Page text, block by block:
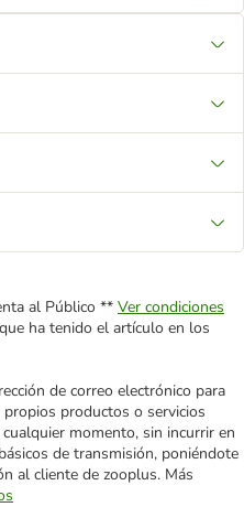
al Público ** Ver condiciones
ha tenido el artículo en los
de correo electrónico para
productos o servicios
momento, sin incurrir en
de transmisión, poniéndote
al cliente de zooplus. Más